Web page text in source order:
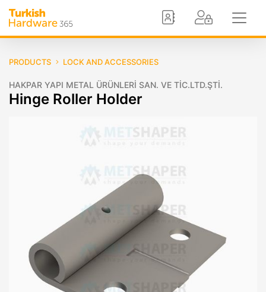
PRODUCTS LOCK AND ACCESSORIES
HAKPAR YAPI METAL ÜRÜNLERİ SAN. VE TİC.LTD.ŞTİ.
Hinge Roller Holder